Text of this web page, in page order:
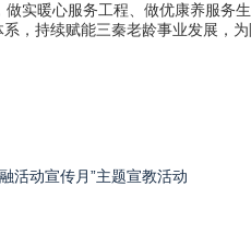
实暖心服务工程、做优康养服务
，持续赋能三秦老龄事业发展，
活动宣传月”主题宣教活动